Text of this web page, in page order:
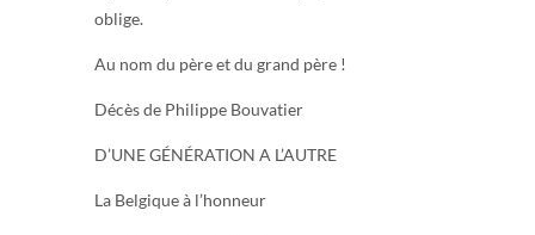
oblige.
Au nom du père et du grand père !
Décès de Philippe Bouvatier
D’UNE GÉNÉRATION A L’AUTRE
La Belgique à l’honneur